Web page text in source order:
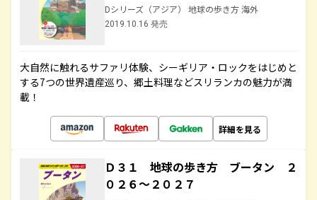
Dシリーズ（アジア） 地球の歩き方 海外
2019.10.16 発売
大自然に触れるサファリ体験、シーギリア・ロックをはじめと
する7つの世界遺産巡り、郷土料理などスリランカの魅力が満
載！
詳細を見る
Ｄ３１ 地球の歩き方 ブータン ２
０２６～２０２７